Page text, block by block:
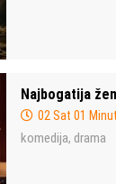
Najbogatija
02 Sat 01
komedija, drama